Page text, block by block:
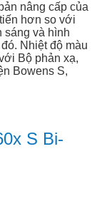
nâng cấp của
hơn so với
sáng và hình
Nhiệt độ màu
Bộ phản xạ,
Bowens S,
S Bi-